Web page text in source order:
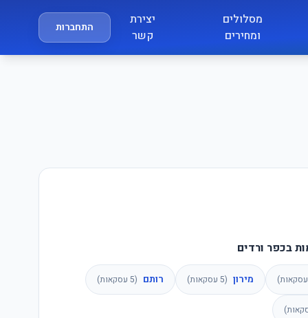
מסלולים
ומחירים
יצירת
קשר
התחברות
בכפר ורדים
מירון (
5 עסקאות) רותם (
5 עסקאות)